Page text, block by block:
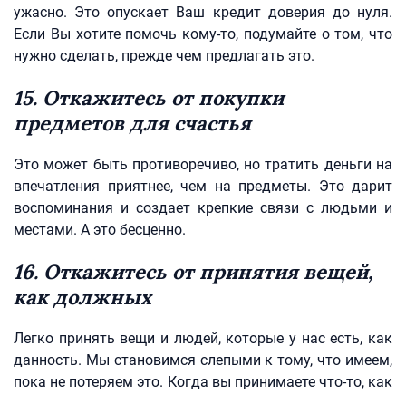
ужасно. Это опускает Ваш кредит доверия до нуля.
Если Вы хотите помочь кому-то, подумайте о том, что
нужно сделать, прежде чем предлагать это.
15. Откажитесь от покупки
предметов для счастья
Это может быть противоречиво, но тратить деньги на
впечатления приятнее, чем на предметы. Это дарит
воспоминания и создает крепкие связи с людьми и
местами. А это бесценно.
16. Откажитесь от принятия вещей,
как должных
Легко принять вещи и людей, которые у нас есть, как
данность. Мы становимся слепыми к тому, что имеем,
пока не потеряем это. Когда вы принимаете что-то, как